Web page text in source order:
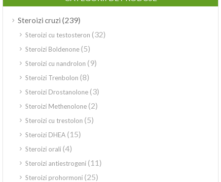
Steroizi cruzi (239)
Steroizi cu testosteron (32)
Steroizi Boldenone(5)
Steroizi cu nandrolon (9)
Steroizi Trenbolon (8)
Steroizi Drostanolone(3)
Steroizi Methenolone(2)
Steroizi cu trestolon (5)
Steroizi DHEA(15)
Steroizi orali(4)
Steroizi antiestrogeni(11)
Steroizi prohormoni(25)